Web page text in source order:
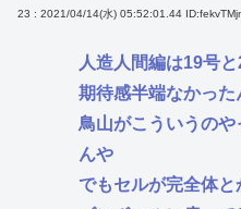
23 : 2021/04/14(水) 05:52:01.44
人造人間編は19号
期待感半端なかった
鳥山がこういうの
んや
でもセルが完全体